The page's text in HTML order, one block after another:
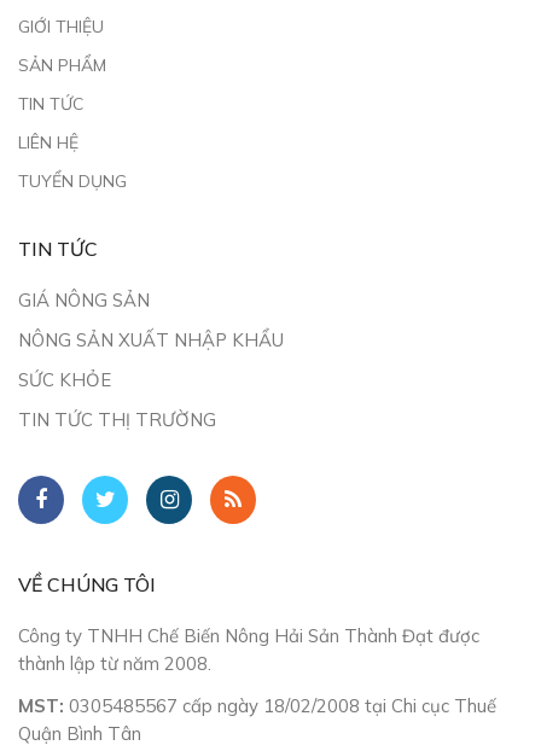
GIỚI THIỆU
SẢN PHẨM
TIN TỨC
LIÊN HỆ
TUYỂN DỤNG
TIN TỨC
GIÁ NÔNG SẢN
NÔNG SẢN XUẤT NHẬP KHẨU
SỨC KHỎE
TIN TỨC THỊ TRƯỜNG
VỀ CHÚNG TÔI
Công ty TNHH Chế Biến Nông Hải Sản Thành Đạt được
thành lập từ năm 2008.
MST: 0305485567 cấp ngày 18/02/2008 tại Chi cục Thuế
Quận Bình Tân